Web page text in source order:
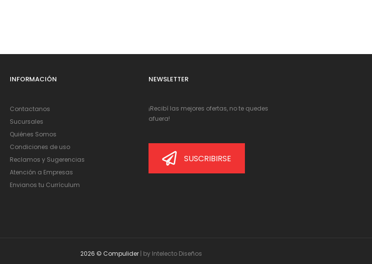
INFORMACIÓN
Contactanos
Sucursales
Quiénes Somos
Condiciones de uso
Reclamos y Sugerencias
Atención a Empresas
Envianos tu Currículum
NEWSLETTER
¡Recibí las mejores ofertas, no te quedes
afuera!
SUSCRIBIRSE
2026 © Compulider | by Intelecto Diseños